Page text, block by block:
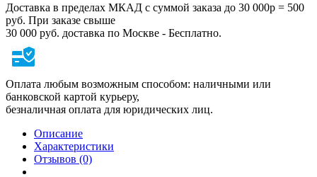
Доставка в пределах МКАД с суммой заказа до 30 000р = 500
руб. При заказе свыше
30 000 руб. доставка по Москве - Бесплатно.
Оплата любым возможным способом: наличными или
банковской картой курьеру,
безналичная оплата для юридических лиц.
Описание
Характеристики
Отзывов (0)